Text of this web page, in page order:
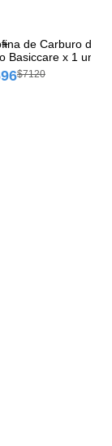
de Carburo de
Basiccare x 1 und
$7120